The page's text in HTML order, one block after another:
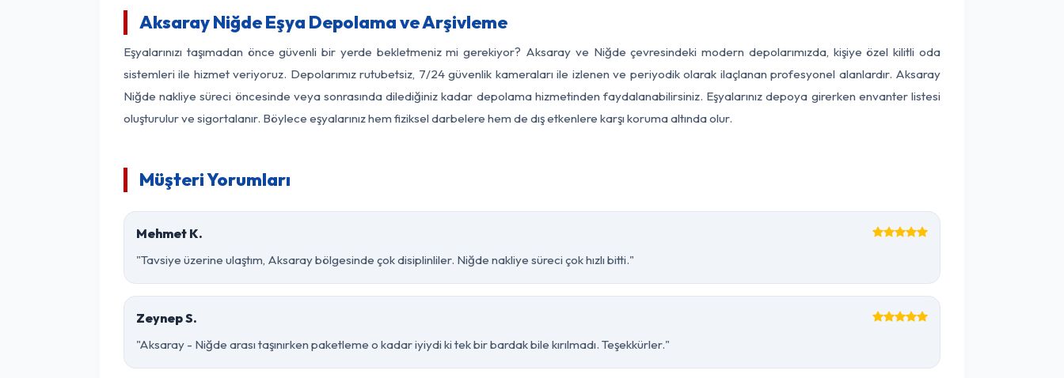
Aksaray Niğde Eşya Depolama ve Arşivleme
Eşyalarınızı taşımadan önce güvenli bir yerde bekletmeniz mi gerekiyor? Aksaray ve Niğde çevresindeki modern depolarımızda, kişiye özel kilitli oda
sistemleri ile hizmet veriyoruz. Depolarımız rutubetsiz, 7/24 güvenlik kameraları ile izlenen ve periyodik olarak ilaçlanan profesyonel alanlardır. Aksaray
Niğde nakliye süreci öncesinde veya sonrasında dilediğiniz kadar depolama hizmetinden faydalanabilirsiniz. Eşyalarınız depoya girerken envanter listesi
oluşturulur ve sigortalanır. Böylece eşyalarınız hem fiziksel darbelere hem de dış etkenlere karşı koruma altında olur.
Müşteri Yorumları
Mehmet K.
"Tavsiye üzerine ulaştım, Aksaray bölgesinde çok disiplinliler. Niğde nakliye süreci çok hızlı bitti."
Zeynep S.
"Aksaray - Niğde arası taşınırken paketleme o kadar iyiydi ki tek bir bardak bile kırılmadı. Teşekkürler."